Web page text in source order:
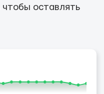
чтобы оставлять